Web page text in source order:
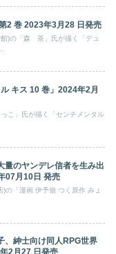
2 巻 2023年3月28 日発売
)の「森 茶」氏が描く「デュ
キス 10 巻」2024年2月
こ」氏が描く「センチメンタル
量のヤンデレ信者を生み出
07月10日 発売
の「漫画 伊予嶺 つく原作 みょ
、紳士向け同人RPG世界
2月27 日発売